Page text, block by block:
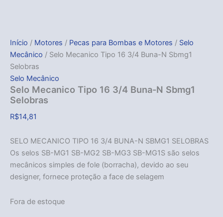
Início / Motores / Pecas para Bombas e Motores / Selo
Mecânico / Selo Mecanico Tipo 16 3/4 Buna-N Sbmg1
Selobras
Selo Mecânico
Selo Mecanico Tipo 16 3/4 Buna-N Sbmg1
Selobras
R$14,81
SELO MECANICO TIPO 16 3/4 BUNA-N SBMG1 SELOBRAS
Os selos SB-MG1 SB-MG2 SB-MG3 SB-MG1S são selos
mecânicos simples de fole (borracha), devido ao seu
designer, fornece proteção a face de selagem
Fora de estoque